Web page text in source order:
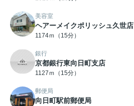
美容室
ヘアーメイクポリッシュ久世店
1174ｍ（15分）
銀行
京都銀行東向日町支店
1127ｍ（15分）
郵便局
向日町駅前郵便局